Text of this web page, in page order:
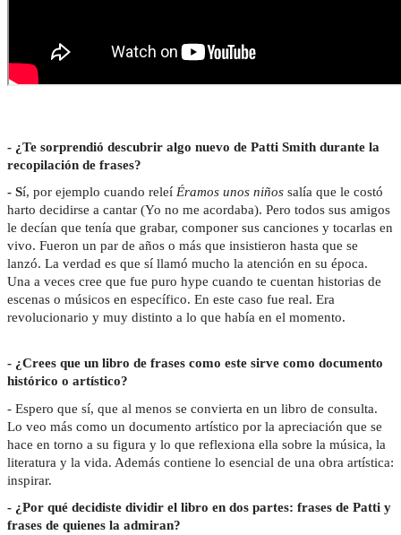
- ¿Te sorprendió descubrir algo nuevo de Patti Smith durante la
recopilación de frases?
- Sí, por ejemplo cuando releí Éramos unos niños salía que le costó
harto decidirse a cantar (Yo no me acordaba). Pero todos sus amigos
le decían que tenía que grabar, componer sus canciones y tocarlas en
vivo. Fueron un par de años o más que insistieron hasta que se
lanzó. La verdad es que sí llamó mucho la atención en su época.
Una a veces cree que fue puro hype cuando te cuentan historias de
escenas o músicos en específico. En este caso fue real. Era
revolucionario y muy distinto a lo que había en el momento.
- ¿Crees que un libro de frases como este sirve como documento
histórico o artístico?
- Espero que sí, que al menos se convierta en un libro de consulta.
Lo veo más como un documento artístico por la apreciación que se
hace en torno a su figura y lo que reflexiona ella sobre la música, la
literatura y la vida. Además contiene lo esencial de una obra artística:
inspirar.
- ¿Por qué decidiste dividir el libro en dos partes: frases de Patti y
frases de quienes la admiran?